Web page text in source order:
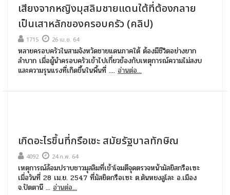
เสียงจากหญิงมุสลิมชายแดนใต้ที่ต้องกลาย
เป็นเสาหลักของครอบครัว (คลิป)
1715 26 เม.ย. 64
หลายครอบครัวในสามจังหวัดชายแดนภาคใต้ ต้องมีชีวิตอย่างยาก
ลำบาก เมื่อผู้นำครอบครัวเข้าไปเกี่ยวข้องกับเหตุการณ์ความไม่สงบ
และความรุนแรงที่เกิดขึ้นในพื้นที่ .... อ่านต่อ...
เกิดอะไรขึ้นที่กรือเซะ สมัยรัฐบาลทักษิณ
4092 24 ก.พ. 64
เหตุการณ์ล้อมปราบชาวมุสลิมที่เข้าโจมตีจุดตรวจหน้ามัสยิสกรือเซะ
เมื่อวันที่ 28 เม.ย. 2547 ที่มัสยิดกรือเซะ ต.ตันหยงลูโละ อ.เมือง
จ.ปัตตานี ... อ่านต่อ...